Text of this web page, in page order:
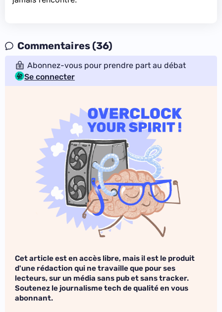
Commentaires (36)
Abonnez-vous pour prendre part au débat
Se connecter
Cet article est en accès libre, mais il est le produit
d'une rédaction qui ne travaille que pour ses
lecteurs, sur un média sans pub et sans tracker.
Soutenez le journalisme tech de qualité en vous
abonnant.